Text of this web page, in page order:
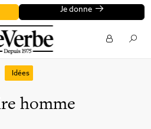
Je donne
Idées
homme